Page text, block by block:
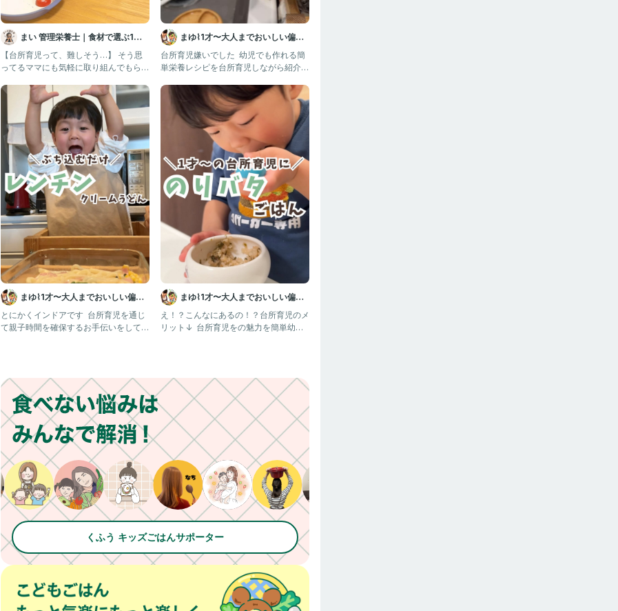
まい 管理栄養士｜食材で選ぶ1歳
ごはん｜離乳食・幼児食
【台所育児って、難しそう…】 そう思
ってるママにも気軽に取り組んでもらえ
まゆ⌇1才〜大人までおいしい偏食
改善レシピ ｜ 幼児食
とにかくインドアです ⁡ 台所育児を通じ
て親子時間を確保するお手伝いをしてる
まゆ⌇1才〜大人までおいしい偏食
改善レシピ ｜ 幼児食
台所育児嫌いでした ⁡ 幼児でも作れる簡
単栄養レシピを台所育児しながら紹介中
まゆ⌇1才〜大人までおいしい偏食
改善レシピ ｜ 幼児食
え！？こんなにあるの！？台所育児のメ
リット↓ ⁡ 台所育児をの魅力を簡単幼児
くふう キッズごはんサポーター